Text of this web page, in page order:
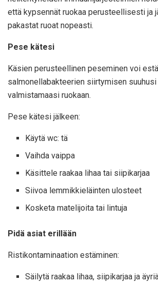
että kypsennät ruokaa perusteellisesti ja
pakastat ruoat nopeasti.
Pese kätesi
Käsien perusteellinen peseminen voi
salmonellabakteerien siirtymisen suuhusi
valmistamaasi ruokaan.
Pese kätesi jälkeen:
Käytä wc: tä
Vaihda vaippa
Käsittele raakaa lihaa tai siipikarjaa
Siivoa lemmikkieläinten ulosteet
Kosketa matelijoita tai lintuja
Pidä asiat erillään
Ristikontaminaation estäminen:
Säilytä raakaa lihaa, siipikarjaa ja